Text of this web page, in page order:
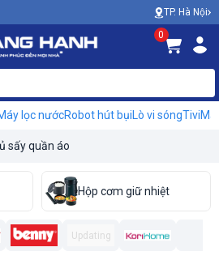
TP. Hà Nội
0
lọc nướcRobot hút bụiLò vi sóngTivi
sấy quần áo
Hộp cơm giữ nhiệt
Updating